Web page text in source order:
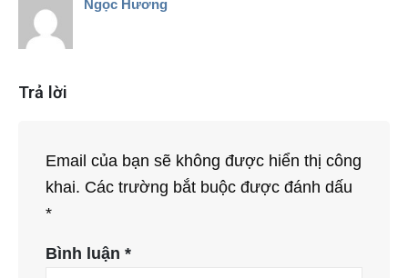
Ngọc Hương
Trả lời
Email của bạn sẽ không được hiển thị công
khai. Các trường bắt buộc được đánh dấu
*
Bình luận *